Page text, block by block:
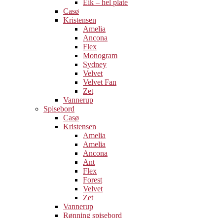
Eik – hel plate
Casø
Kristensen
Amelia
Ancona
Flex
Monogram
Sydney
Velvet
Velvet Fan
Zet
Vannerup
Spisebord
Casø
Kristensen
Amelia
Amelia
Ancona
Ant
Flex
Forest
Velvet
Zet
Vannerup
Rønning spisebord